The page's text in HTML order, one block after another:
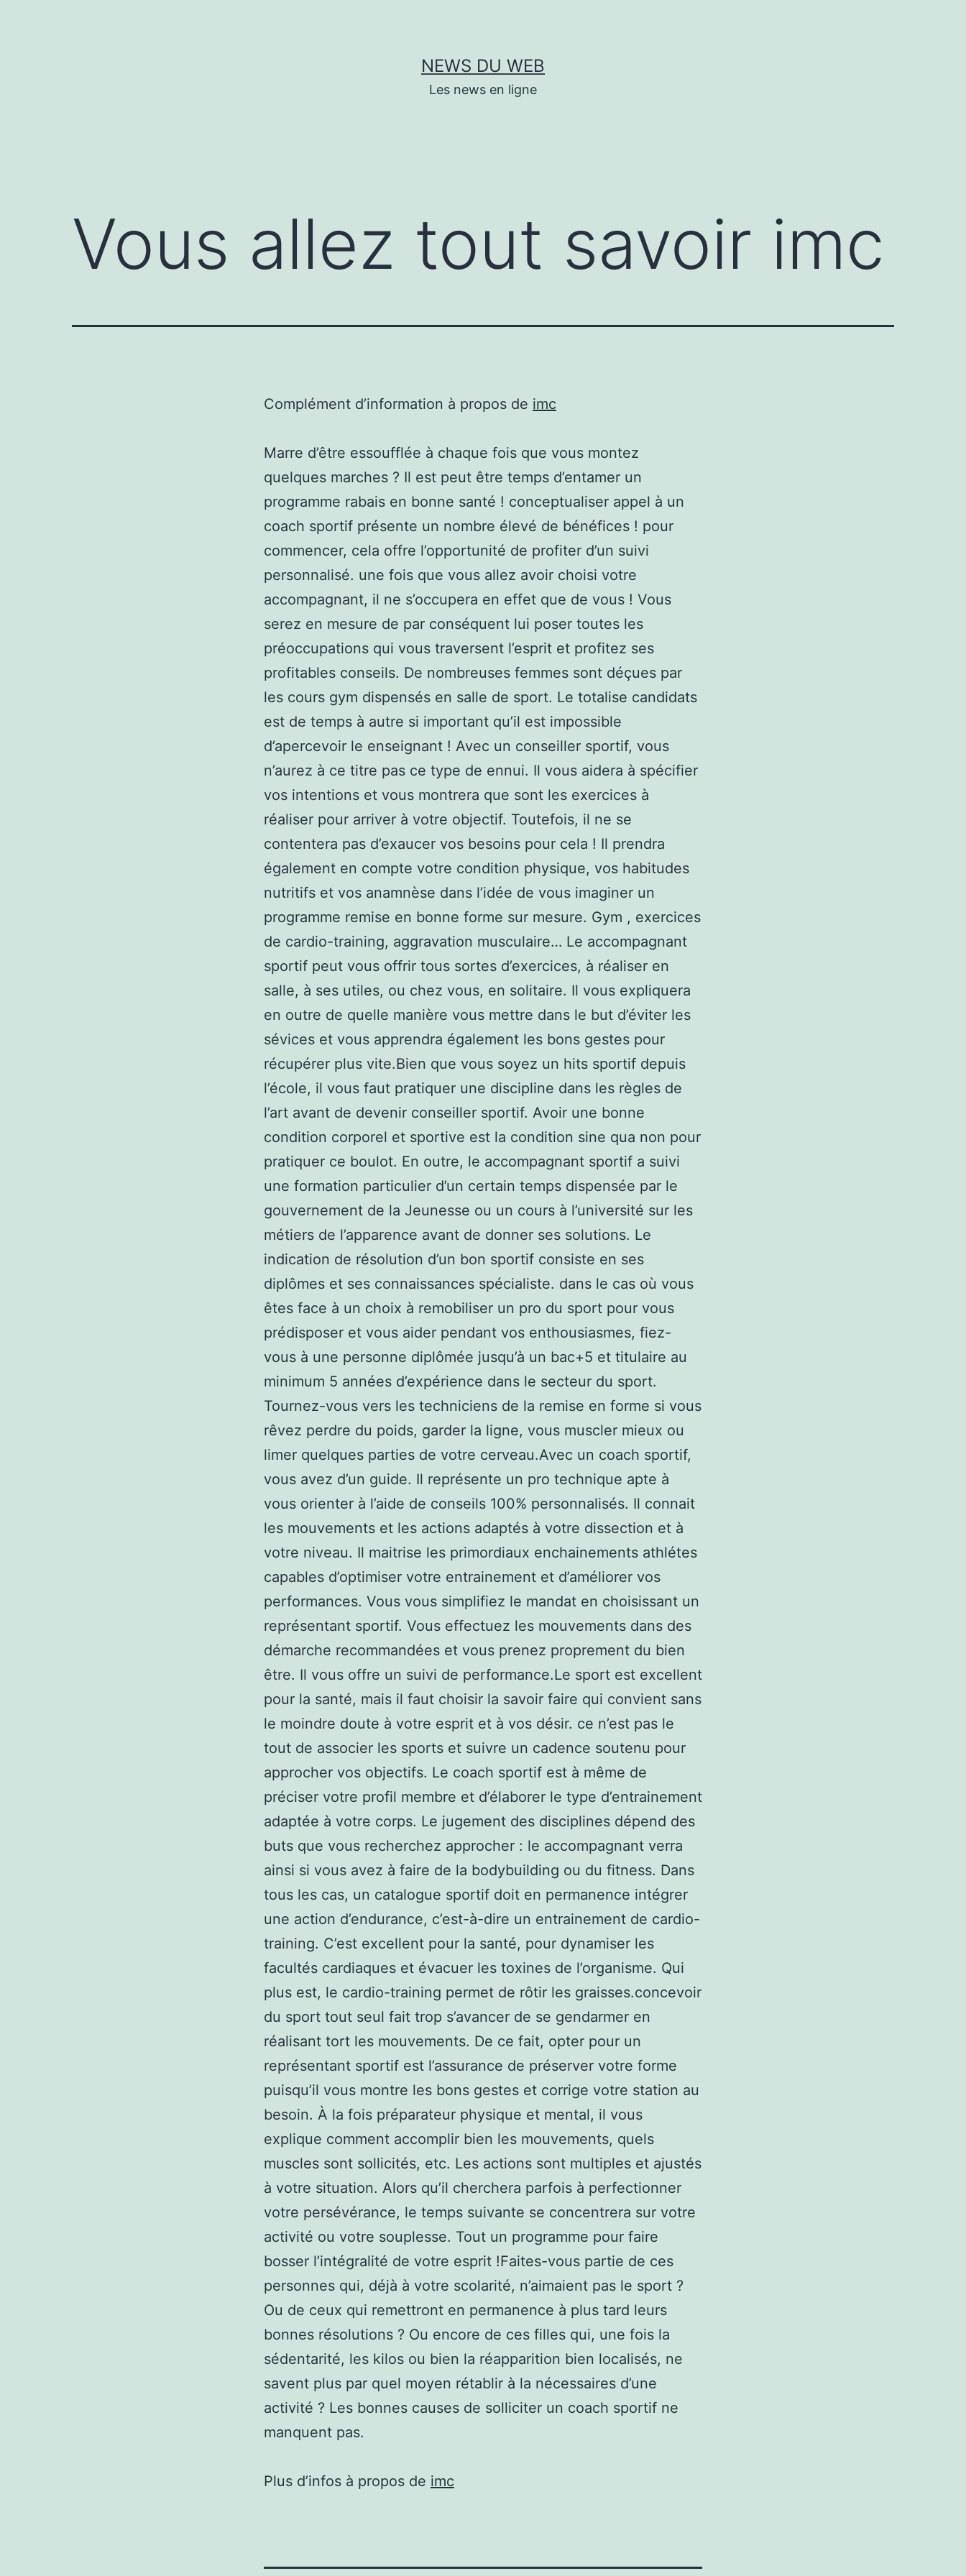
NEWS DU WEB
Les news en ligne
Vous allez tout savoir imc
Complément d’information à propos de imc
Marre d’être essoufflée à chaque fois que vous montez
quelques marches ? Il est peut être temps d’entamer un
programme rabais en bonne santé ! conceptualiser appel à un
coach sportif présente un nombre élevé de bénéfices ! pour
commencer, cela offre l’opportunité de profiter d’un suivi
personnalisé. une fois que vous allez avoir choisi votre
accompagnant, il ne s’occupera en effet que de vous ! Vous
serez en mesure de par conséquent lui poser toutes les
préoccupations qui vous traversent l’esprit et profitez ses
profitables conseils. De nombreuses femmes sont déçues par
les cours gym dispensés en salle de sport. Le totalise candidats
est de temps à autre si important qu’il est impossible
d’apercevoir le enseignant ! Avec un conseiller sportif, vous
n’aurez à ce titre pas ce type de ennui. Il vous aidera à spécifier
vos intentions et vous montrera que sont les exercices à
réaliser pour arriver à votre objectif. Toutefois, il ne se
contentera pas d’exaucer vos besoins pour cela ! Il prendra
également en compte votre condition physique, vos habitudes
nutritifs et vos anamnèse dans l’idée de vous imaginer un
programme remise en bonne forme sur mesure. Gym , exercices
de cardio-training, aggravation musculaire… Le accompagnant
sportif peut vous offrir tous sortes d’exercices, à réaliser en
salle, à ses utiles, ou chez vous, en solitaire. Il vous expliquera
en outre de quelle manière vous mettre dans le but d’éviter les
sévices et vous apprendra également les bons gestes pour
récupérer plus vite.Bien que vous soyez un hits sportif depuis
l’école, il vous faut pratiquer une discipline dans les règles de
l’art avant de devenir conseiller sportif. Avoir une bonne
condition corporel et sportive est la condition sine qua non pour
pratiquer ce boulot. En outre, le accompagnant sportif a suivi
une formation particulier d’un certain temps dispensée par le
gouvernement de la Jeunesse ou un cours à l’université sur les
métiers de l’apparence avant de donner ses solutions. Le
indication de résolution d’un bon sportif consiste en ses
diplômes et ses connaissances spécialiste. dans le cas où vous
êtes face à un choix à remobiliser un pro du sport pour vous
prédisposer et vous aider pendant vos enthousiasmes, fiez-
vous à une personne diplômée jusqu’à un bac+5 et titulaire au
minimum 5 années d’expérience dans le secteur du sport.
Tournez-vous vers les techniciens de la remise en forme si vous
rêvez perdre du poids, garder la ligne, vous muscler mieux ou
limer quelques parties de votre cerveau.Avec un coach sportif,
vous avez d’un guide. Il représente un pro technique apte à
vous orienter à l’aide de conseils 100% personnalisés. Il connait
les mouvements et les actions adaptés à votre dissection et à
votre niveau. Il maitrise les primordiaux enchainements athlétes
capables d’optimiser votre entrainement et d’améliorer vos
performances. Vous vous simplifiez le mandat en choisissant un
représentant sportif. Vous effectuez les mouvements dans des
démarche recommandées et vous prenez proprement du bien
être. Il vous offre un suivi de performance.Le sport est excellent
pour la santé, mais il faut choisir la savoir faire qui convient sans
le moindre doute à votre esprit et à vos désir. ce n’est pas le
tout de associer les sports et suivre un cadence soutenu pour
approcher vos objectifs. Le coach sportif est à même de
préciser votre profil membre et d’élaborer le type d’entrainement
adaptée à votre corps. Le jugement des disciplines dépend des
buts que vous recherchez approcher : le accompagnant verra
ainsi si vous avez à faire de la bodybuilding ou du fitness. Dans
tous les cas, un catalogue sportif doit en permanence intégrer
une action d’endurance, c’est-à-dire un entrainement de cardio-
training. C’est excellent pour la santé, pour dynamiser les
facultés cardiaques et évacuer les toxines de l’organisme. Qui
plus est, le cardio-training permet de rôtir les graisses.concevoir
du sport tout seul fait trop s’avancer de se gendarmer en
réalisant tort les mouvements. De ce fait, opter pour un
représentant sportif est l’assurance de préserver votre forme
puisqu’il vous montre les bons gestes et corrige votre station au
besoin. À la fois préparateur physique et mental, il vous
explique comment accomplir bien les mouvements, quels
muscles sont sollicités, etc. Les actions sont multiples et ajustés
à votre situation. Alors qu’il cherchera parfois à perfectionner
votre persévérance, le temps suivante se concentrera sur votre
activité ou votre souplesse. Tout un programme pour faire
bosser l’intégralité de votre esprit !Faites-vous partie de ces
personnes qui, déjà à votre scolarité, n’aimaient pas le sport ?
Ou de ceux qui remettront en permanence à plus tard leurs
bonnes résolutions ? Ou encore de ces filles qui, une fois la
sédentarité, les kilos ou bien la réapparition bien localisés, ne
savent plus par quel moyen rétablir à la nécessaires d’une
activité ? Les bonnes causes de solliciter un coach sportif ne
manquent pas.
Plus d’infos à propos de imc